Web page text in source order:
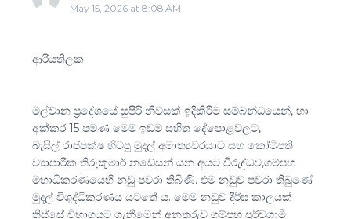
May 15, 2026 at 8:08 AM
ආරියතිලක
මල්වාන ප්‍රදේශයේ සුපිරි නිවසක් ඉදිකිරීම සම්බන්ධයෙන්, හා
අක්කර 15 පමණ මෙම ඉඩම සහිත දේපොළවලට,
බැසිල් රාජපක්ෂ හිටපු මුදල් අමාත්‍යවරයාට සහ කෝටිපති
ව්‍යාපාරික තිරුකුමාර් නඩේසන් යන අයට විරුද්ධව,ගම්පහ
මහාධිකරණයෙහි නඩු පවරා තිබිණි. එම නඩුව පවරා තිබුණේ
මුදල් විශුද්ධිකරණය යටතේ ය. මෙම නඩුව දීර්ඝ කාලයක්
තිස්සේ විභාගයට ගැනීමෙන් අනතුරුව ගම්පහ පූර්වගාමී